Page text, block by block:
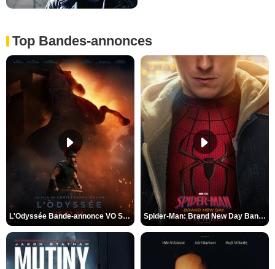
Top Bandes-annonces
L'Odyssée Bande-annonce VO STFR Spider-Man: Brand New Day Bande-annonce VO STFR